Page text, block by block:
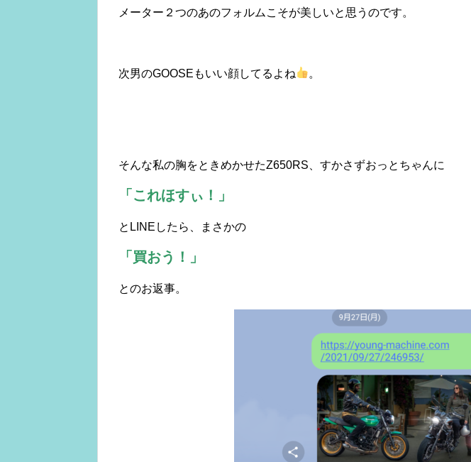
メーター２つのあのフォルムこそが美しいと思うのです。
次男のGOOSEもいい顔してるよね 。
そんな私の胸をときめかせたZ650RS、すかさずおっとちゃんに
「これほすぃ！」
とLINEしたら、まさかの
「買おう！」
とのお返事。